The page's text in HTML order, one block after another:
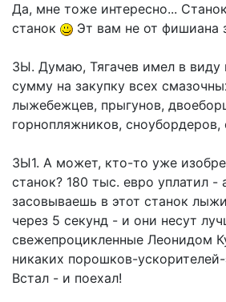
Да, мне тоже интересно...
станок
Эт вам не от фишиана
ЗЫ. Думаю, Тягачев имел в виду
сумму на закупку всех
лыжебежцев, прыгунов,
горнопляжников, сноубордеров,
ЗЫ1. А может, кто-то уже
станок? 180 тыс. евро уплатил -
засовываешь в этот станок
через 5 секунд - и они несут
свежепроцикленные Леонидом
никаких порошков-
Встал - и поехал!